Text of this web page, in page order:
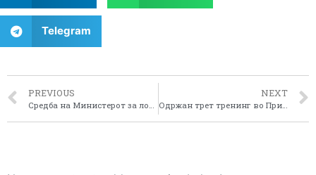
Telegram
PREVIOUS NEXT
Одржан трет тренинг во Прилеп во рамките на проектот “Воведување и спроведување на ЕУ ЛЕАДЕР пристапот во Пелагонискиот регион”